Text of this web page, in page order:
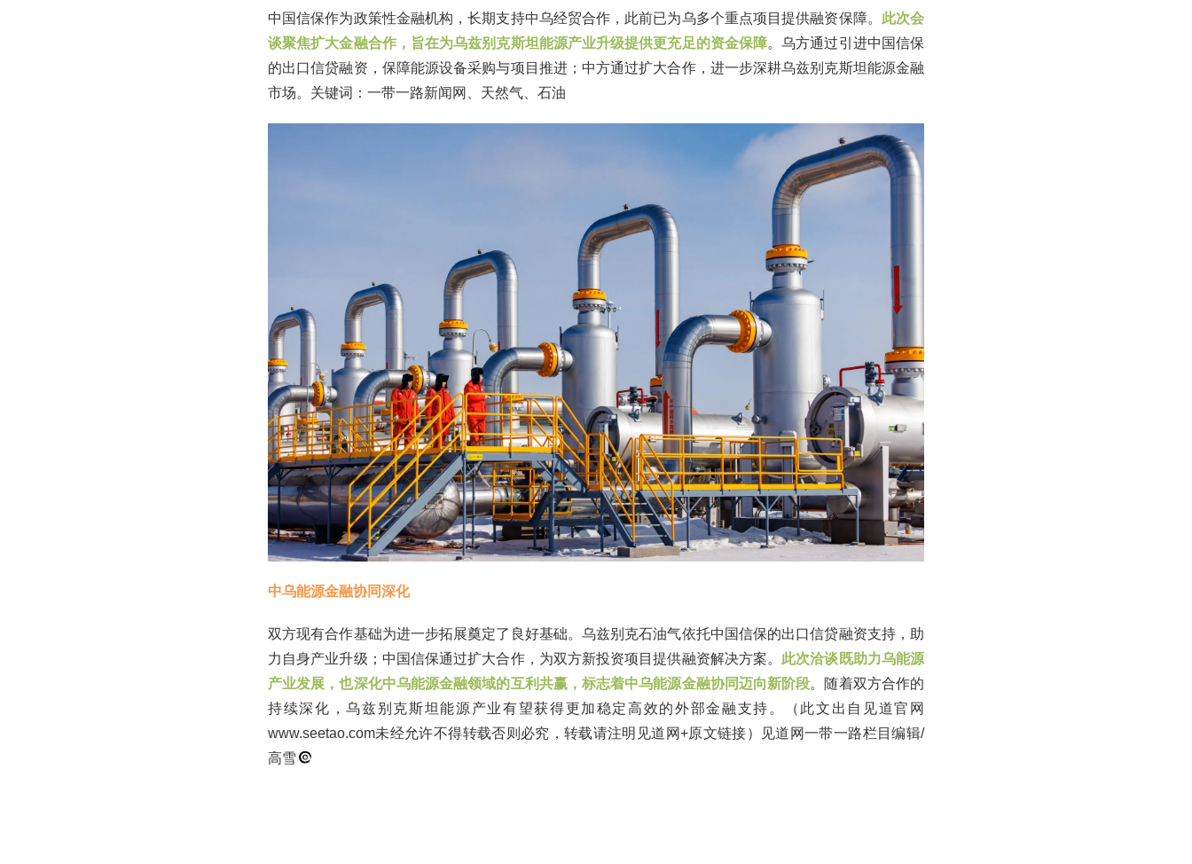
中国信保作为政策性金融机构，长期支持中乌经贸合作，此前已为乌多个重点项目提供融资保障。 此次会
谈聚焦扩大金融合作，旨在为乌兹别克斯坦能源产业升级提供更充足的资金保障。乌方通过引进中国信保
的出口信贷融资，保障能源设备采购与项目推进；中方通过扩大合作，进一步深耕乌兹别克斯坦能源金融
市场。关键词：一带一路新闻网、天然气、石油
中乌能源金融协同深化
双方现有合作基础为进一步拓展奠定了良好基础。乌兹别克石油气依托中国信保的出口信贷融资支持，助
力自身产业升级；中国信保通过扩大合作，为双方新投资项目提供融资解决方案。 此次洽谈既助力乌能源
产业发展，也深化中乌能源金融领域的互利共赢，标志着中乌能源金融协同迈向新阶段。随着双方合作的
持续深化，乌兹别克斯坦能源产业有望获得更加稳定高效的外部金融支持。（此文出自见道官网
www.seetao.com未经允许不得转载否则必究，转载请注明见道网+原文链接）见道网一带一路栏目编辑/
高雪